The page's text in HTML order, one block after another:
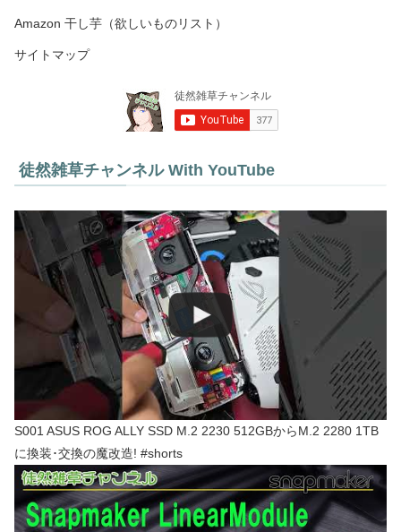
Amazon 干し芋（欲しいものリスト）
サイトマップ
徒然雑草チャンネル With YouTube
S001 ASUS ROG ALLY SSD M.2 2230 512GBからM.2 2280 1TB
に換装･交換の魔改造! #shorts